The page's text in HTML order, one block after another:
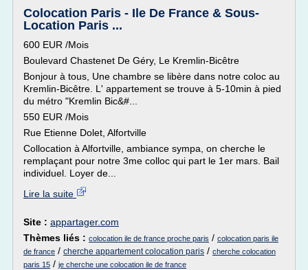
Colocation Paris - Ile De France & Sous-
Location Paris ...
600 EUR /Mois
Boulevard Chastenet De Géry, Le Kremlin-Bicêtre
Bonjour à tous, Une chambre se libère dans notre coloc au
Kremlin-Bicêtre. L' appartement se trouve à 5-10min à pied
du métro "Kremlin Bic&#...
550 EUR /Mois
Rue Etienne Dolet, Alfortville
Collocation à Alfortville, ambiance sympa, on cherche le
remplaçant pour notre 3me colloc qui part le 1er mars. Bail
individuel. Loyer de...
Lire la suite
Site : appartager.com
Thèmes liés : colocation ile de france proche paris / colocation paris ile
de france / cherche appartement colocation paris / cherche colocation
paris 15 / je cherche une colocation ile de france